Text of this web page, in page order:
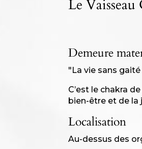
Le
Demeure
"La vie sans
C’est le chakra
bien-être et de la
Localisation
Au-dessus des